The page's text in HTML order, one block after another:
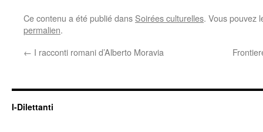
Ce contenu a été publié dans Soirées culturelles. Vous pouvez
permalien.
← I racconti romani d’Alberto Moravia
I-Dilettanti